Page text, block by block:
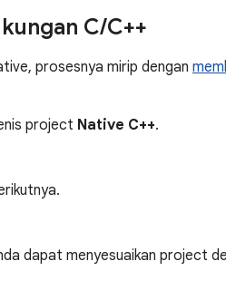
C/C++
prosesnya mirip dengan
project Native C++.
dapat menyesuaikan project